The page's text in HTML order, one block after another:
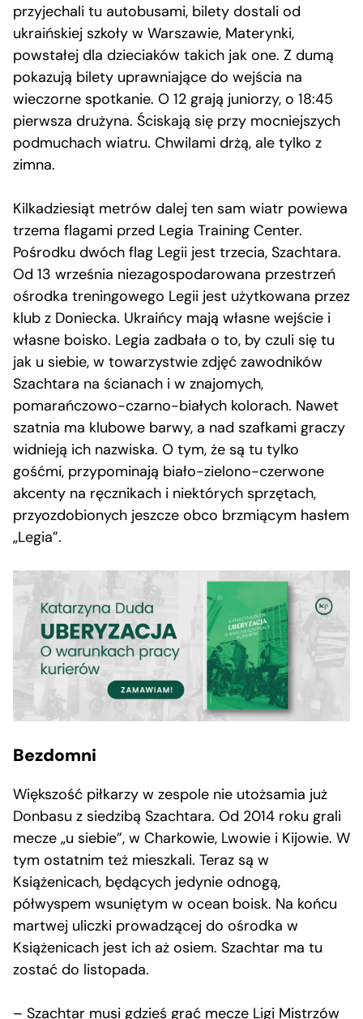
przyjechali tu autobusami, bilety dostali od
ukraińskiej szkoły w Warszawie, Materynki,
powstałej dla dzieciaków takich jak one. Z dumą
pokazują bilety uprawniające do wejścia na
wieczorne spotkanie. O 12 grają juniorzy, o 18:45
pierwsza drużyna. Ściskają się przy mocniejszych
podmuchach wiatru. Chwilami drżą, ale tylko z
zimna.
Kilkadziesiąt metrów dalej ten sam wiatr powiewa
trzema flagami przed Legia Training Center.
Pośrodku dwóch flag Legii jest trzecia, Szachtara.
Od 13 września niezagospodarowana przestrzeń
ośrodka treningowego Legii jest użytkowana przez
klub z Doniecka. Ukraińcy mają własne wejście i
własne boisko. Legia zadbała o to, by czuli się tu
jak u siebie, w towarzystwie zdjęć zawodników
Szachtara na ścianach i w znajomych,
pomarańczowo-czarno-białych kolorach. Nawet
szatnia ma klubowe barwy, a nad szafkami graczy
widnieją ich nazwiska. O tym, że są tu tylko
gośćmi, przypominają biało-zielono-czerwone
akcenty na ręcznikach i niektórych sprzętach,
przyozdobionych jeszcze obco brzmiącym hasłem
„Legia”.
Bezdomni
Większość piłkarzy w zespole nie utożsamia już
Donbasu z siedzibą Szachtara. Od 2014 roku grali
mecze „u siebie”, w Charkowie, Lwowie i Kijowie. W
tym ostatnim też mieszkali. Teraz są w
Książenicach, będących jedynie odnogą,
półwyspem wsuniętym w ocean boisk. Na końcu
martwej uliczki prowadzącej do ośrodka w
Książenicach jest ich aż osiem. Szachtar ma tu
zostać do listopada.
– Szachtar musi gdzieś grać mecze Ligi Mistrzów